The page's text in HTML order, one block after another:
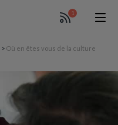
1
> Où en êtes vous de la culture